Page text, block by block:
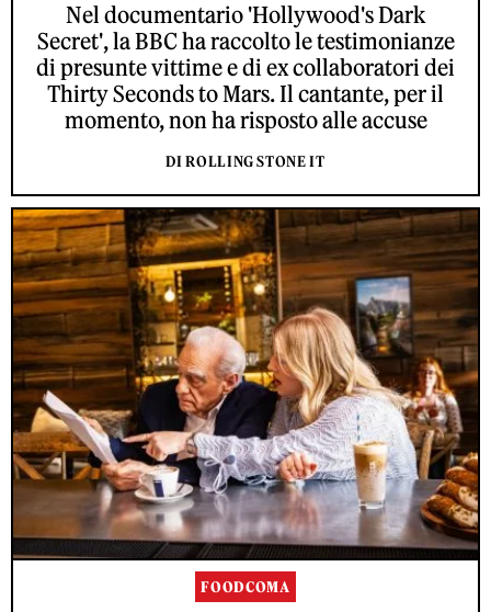
Nel documentario 'Hollywood's Dark
Secret', la BBC ha raccolto le testimonianze
di presunte vittime e di ex collaboratori dei
Thirty Seconds to Mars. Il cantante, per il
momento, non ha risposto alle accuse
DI ROLLING STONE IT
FOODCOMA